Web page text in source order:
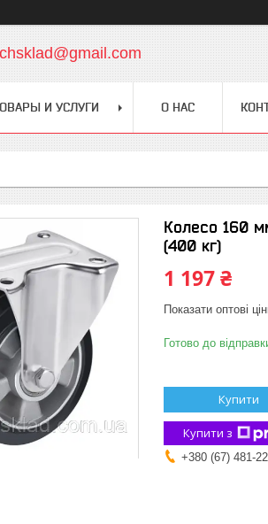
И УСЛУГИ О НАС
Колесо 160
(400 кг)
1 197 ₴
Показати оптові
Готово до
Купити
Купити з
+380 (67) 481-